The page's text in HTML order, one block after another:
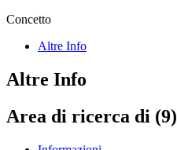
Concetto
Altre Info
Altre Info
Area di ricerca di (9)